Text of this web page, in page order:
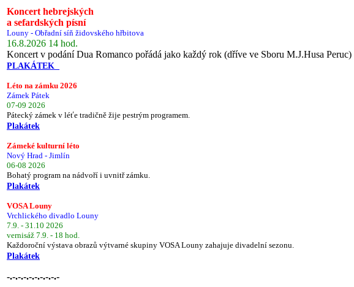
Koncert hebrejských
a sefardských písní
Louny - Obřadní síň židovského hřbitova
16.8.2026 14 hod.
Koncert v podání Dua Romanco pořádá jako každý rok (dříve ve Sboru M.J.Husa
PLAKÁTEK
Léto na zámku 2026
Zámek Pátek
07-09 2026
Pátecký zámek v léťe tradičně žije pestrým programem.
Plakátek
Zámeké kulturní léto
Nový Hrad - Jimlín
06-08 2026
Bohatý program na nádvoří i uvnitř zámku.
Plakátek
VOSA Louny
Vrchlického divadlo Louny
7.9. - 31.10 2026
vernisáž 7.9. - 18 hod.
Každoroční výstava obrazů výtvarné skupiny VOSA Louny zahajuje divadelní sezonu.
Plakátek
-.-.-.-.-.-.-.-.-.-